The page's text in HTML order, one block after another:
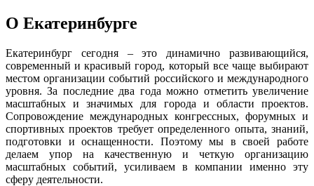
О Екатеринбурге
Екатеринбург сегодня – это динамично развивающийся,
современный и красивый город, который все чаще выбирают
местом организации событий российского и международного
уровня. За последние два года можно отметить увеличение
масштабных и значимых для города и области проектов.
Сопровождение международных конгрессных, форумных и
спортивных проектов требует определенного опыта, знаний,
подготовки и оснащенности. Поэтому мы в своей работе
делаем упор на качественную и четкую организацию
масштабных событий, усиливаем в компании именно эту
сферу деятельности.